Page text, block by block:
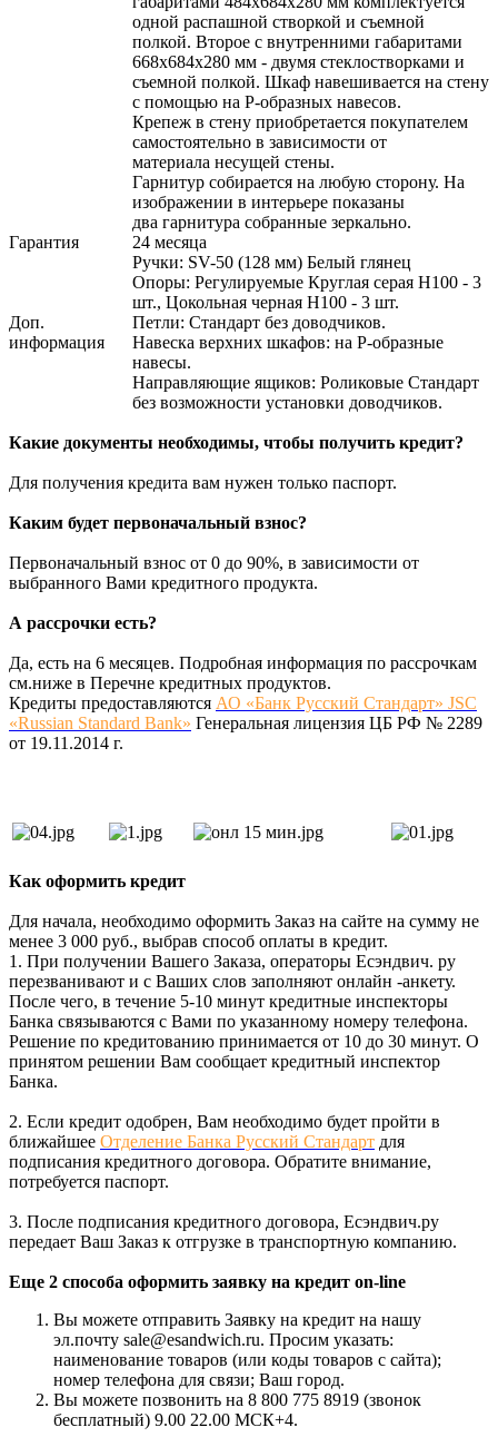
одной распашной створкой и съемной
полкой. Второе с внутренними габаритами
668х684х280 мм - двумя стеклостворками и
съемной полкой. Шкаф навешивается на стену
с помощью на Р-образных навесов.
Крепеж в стену приобретается покупателем
самостоятельно в зависимости от
материала несущей стены.
Гарнитур собирается на любую сторону. На
изображении в интерьере показаны
два гарнитура собранные зеркально.
Гарантия
24 месяца
Доп.
информация
Ручки: SV-50 (128 мм) Белый глянец
Опоры: Регулируемые Круглая серая H100 - 3
шт., Цокольная черная Н100 - 3 шт.
Петли: Стандарт без доводчиков.
Навеска верхних шкафов: на Р-образные
навесы.
Направляющие ящиков: Роликовые Стандарт
без возможности установки доводчиков.
Какие документы необходимы, чтобы получить кредит?
Для получения кредита вам нужен только паспорт.
Каким будет первоначальный взнос?
Первоначальный взнос от 0 до 90%, в зависимости от
выбранного Вами кредитного продукта.
А рассрочки есть?
Да, есть на 6 месяцев. Подробная информация по рассрочкам
см.ниже в Перечне кредитных продуктов.
Кредиты предоставляются АО «Банк Русский Стандарт» JSC
«Russian Standard Bank» Генеральная лицензия ЦБ РФ № 2289
от 19.11.2014 г.
Как оформить кредит
Для начала, необходимо оформить Заказ на сайте на сумму не
менее 3 000 руб., выбрав способ оплаты в кредит.
1. При получении Вашего Заказа, операторы Есэндвич. ру
перезванивают и с Ваших слов заполняют онлайн -анкету.
После чего, в течение 5-10 минут кредитные инспекторы
Банка связываются с Вами по указанному номеру телефона.
Решение по кредитованию принимается от 10 до 30 минут. О
принятом решении Вам сообщает кредитный инспектор
Банка.
2. Если кредит одобрен, Вам необходимо будет пройти в
ближайшее Отделение Банка Русский Стандарт для
подписания кредитного договора. Обратите внимание,
потребуется паспорт.
3. После подписания кредитного договора, Есэндвич.ру
передает Ваш Заказ к отгрузке в транспортную компанию.
Еще 2 способа оформить заявку на кредит on-line
Вы можете отправить Заявку на кредит на нашу
эл.почту sale@esandwich.ru. Просим указать:
наименование товаров (или коды товаров с сайта);
номер телефона для связи; Ваш город.
Вы можете позвонить на 8 800 775 8919 (звонок
бесплатный) 9.00 22.00 МСК+4.